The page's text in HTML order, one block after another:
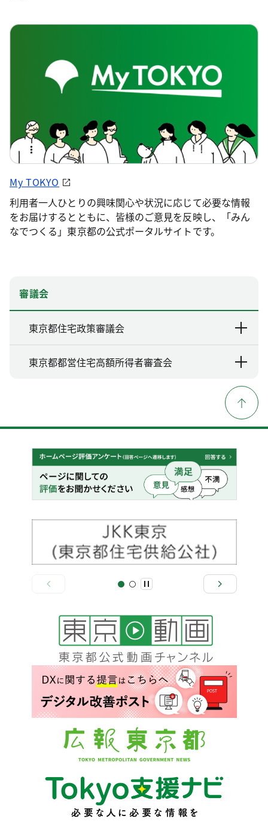
My TOKYO
利用者一人ひとりの興味関心や状況に応じて必要な情報
をお届けするとともに、皆様のご意見を反映し、「みん
なでつくる」東京都の公式ポータルサイトです。
審議会
東京都住宅政策審議会
東京都都営住宅高額所得者審査会